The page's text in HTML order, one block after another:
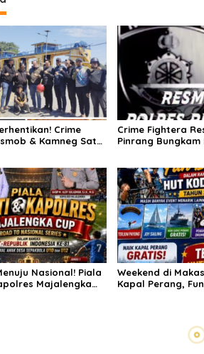
Crime
& Kamneg Sat
Apresiasi Mengalir
Haris dan
Kerja Senyap Polisi
Kasus
Crime Fightera
Pinrang
Haris
Nasional! Piala
Majalengka
Weekend di
Kapal Perang,